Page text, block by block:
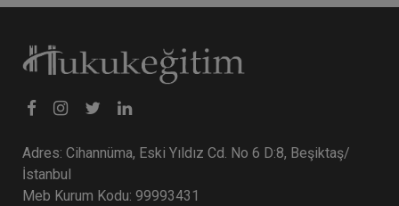
Adres: Cihannüma, Eski Yıldız Cd. No 6 D:8, Beşiktaş/
İstanbul
Meb Kurum Kodu: 99993431